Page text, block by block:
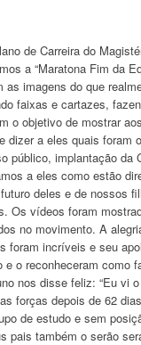
de Carreira do
a “Maratona Fim da
imagens do que
faixas e cartazes,
o objetivo de mostrar
a eles quais foram
público, implantação
a eles como estão
deles e de nossos
Os vídeos foram
no movimento. A
incríveis e seu
o reconheceram como
nos disse feliz: “Eu vi
forças depois de 62
de estudo e sem
pais também o serão